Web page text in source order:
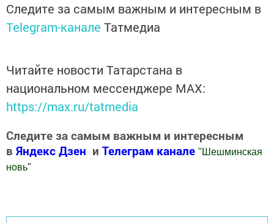
Следите за самым важным и интересным в
Telegram-канале Татмедиа
Читайте новости Татарстана в
национальном мессенджере MАХ:
https://max.ru/tatmedia
Следите за самым важным и интересным
в Яндекс Дзен и Телеграм канале " Шешминская
новь"